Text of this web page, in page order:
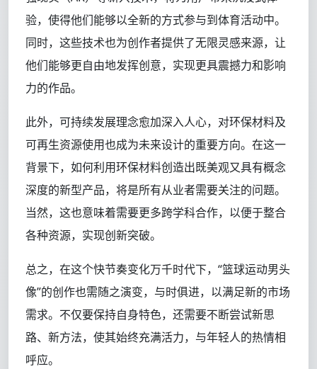
验，使得他们能够以全新的方式参与到体育活动中。
同时，这些技术也为创作者提供了无限灵感来源，让
他们能够更自由地发挥创意，实现更具震撼力和影响
力的作品。
此外，可持续发展理念愈加深入人心，对环保材料及
可再生资源使用也成为未来设计的重要方向。在这一
背景下，如何利用环保材料创造出既美观又具有概念
深度的新型产品，将是所有从业者需要关注的问题。
当然，这也意味着需要更多跨学科合作，以便于整合
各种资源，实现创新突破。
总之，在这个快节奏变化万千时代下，“篮球运动男头
像”的创作也需随之演变，与时俱进，以满足新的市场
需求。不仅要保持自身特色，还需要不断尝试新思
路、新方法，使其始终充满活力，与年轻人的热情相
呼应。